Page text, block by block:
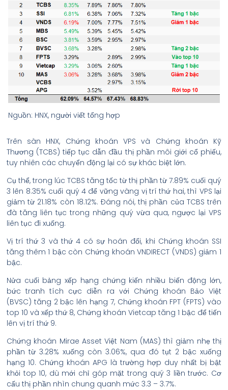
Nguồn: HNX, người viết tổng hợp
Trên sàn HNX, Chứng khoán VPS và Chứng khoán Kỹ
Thương (TCBS) tiếp tục dẫn đầu thị phần môi giới cổ phiếu,
tuy nhiên các chuyển động lại có sự khác biệt lớn.
Cụ thể, trong lúc TCBS tăng tốc từ thị phần từ 7.89% cuối quý
3 lên 8.35% cuối quý 4 để vững vàng vị trí thứ hai, thì VPS lại
giảm từ 21.18% còn 18.12%. Đáng nói, thị phần của TCBS trên
đà tăng liên tục trong những quý vừa qua, ngược lại VPS
liên tục đi xuống.
Vị trí thứ 3 và thứ 4 có sự hoán đổi, khi Chứng khoán SSI
tăng thêm 1 bậc còn Chứng khoán VNDIRECT (VNDS) giảm 1
bậc.
Nửa cuối bảng xếp hạng chứng kiến nhiều biến động lớn,
bức tranh tích cực diễn ra với Chứng khoán Bảo Việt
(BVSC) tăng 2 bậc lên hạng 7, Chứng khoán FPT (FPTS) vào
top 10 và xếp thứ 8, Chứng khoán Vietcap tăng 1 bậc để tiến
lên vị trí thứ 9.
Chứng khoán Mirae Asset Việt Nam (MAS) thì giảm nhẹ thị
phần từ 3.28% xuống còn 3.06%, qua đó tụt 2 bậc xuống
hạng 10. Chứng khoán APG là trường hợp duy nhất bị bật
khỏi top 10, dù mới chỉ góp mặt trong quý 3 liền trước. Cơ
cấu thị phần nhìn chung quanh mức 3.3 – 3.7%.